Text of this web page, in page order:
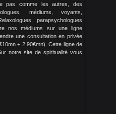
pas comme les autres, des
médiums, voyants,
parapsychologues
nos médiums sur une ligne
une consultation en privée
+ 2,90€mn). Cette ligne de
notre site de spiritualité vous